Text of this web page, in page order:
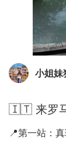
小姐妹
🇮🇹 来罗
📍第一站：